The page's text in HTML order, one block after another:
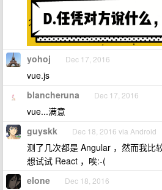
yohoj Dec 17, 2016
vue.js
blancheruna Dec 17, 2016
vue...满意
guyskk Dec 18, 2016 via Android
测了几次都是 Angular ，然而我比
想试试 React ，唉:-(
elone Dec 18, 2016